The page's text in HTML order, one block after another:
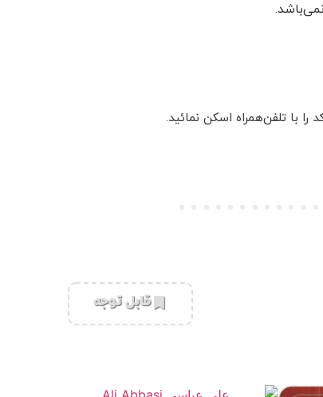
با تلفن‌همراه اسکن نمائید.
‌قابل توجه